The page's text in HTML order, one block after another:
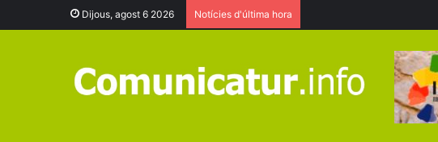
Dijous, agost 6 2026 Notícies d'última hora